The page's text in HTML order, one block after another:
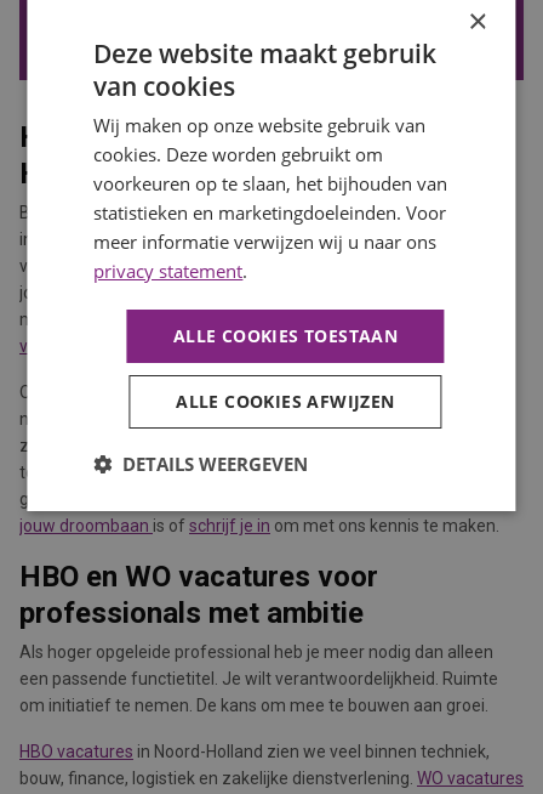
HBO en WO vacatures in Noord-
Holland
Ben jij een HBO of WO professional en toe aan een volgende stap
in je carrière? Op deze pagina vind je actuele HBO en WO
vacatures in. Geen algemene banenlijst, maar functies waarin
jouw ervaring, ambitie en persoonlijkheid het verschil kunnen
maken. Zoek je gerichter, bekijk dan onze
vacatures
Of je nu actief op zoek bent of je voorzichtig oriënteert, een
nieuwe baan op HBO of WO niveau kies je niet lichtvaardig. Je
zoekt ontwikkeling, invloed en een werkomgeving waarin jij echt
tot je recht komt. Vind je nog niet de perfecte match? We komen
graag met jou in contact om jouw droombaan te vinden. Deel wat
jouw droombaan is ofschrijf je in om met ons kennis te maken.
HBO en WO vacatures voor
professionals met ambitie
Als hoger opgeleide professional heb je meer nodig dan alleen
een passende functietitel. Je wilt verantwoordelijkheid. Ruimte
om initiatief te nemen. De kans om mee te bouwen aan groei.
HBO vacatures in Noord-Holland zien we veel binnen techniek,
bouw, finance, logistiek en zakelijke dienstverlening. WO vacatures
×
Deze website maakt gebruik
van cookies
Wij maken op onze website gebruik van
cookies. Deze worden gebruikt om
voorkeuren op te slaan, het bijhouden van
statistieken en marketingdoeleinden. Voor
meer informatie verwijzen wij u naar ons
privacy statement.
ALLE COOKIES TOESTAAN
ALLE COOKIES AFWIJZEN
DETAILS WEERGEVEN